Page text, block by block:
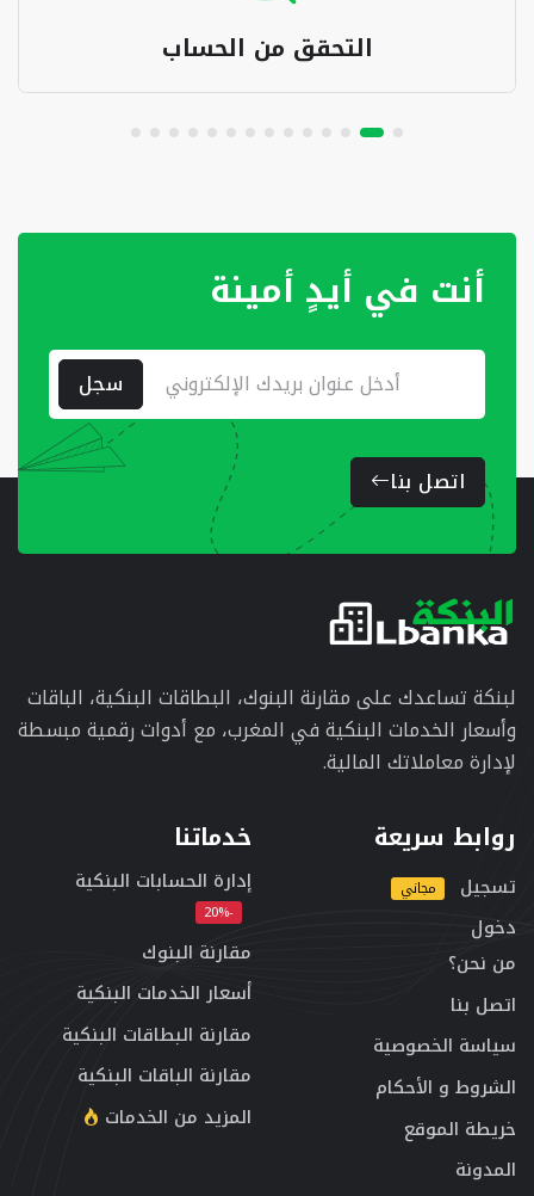
التحقق من الحساب
أنت في أيدٍ أمينة
سجل
اتصل بنا
لبنكة تساعدك على مقارنة البنوك، البطاقات البنكية، الباقات
وأسعار الخدمات البنكية في المغرب، مع أدوات رقمية مبسطة
لإدارة معاملاتك المالية.
روابط سريعة
تسجيل مجاني
دخول
من نحن؟
اتصل بنا
سياسة الخصوصية
الشروط و الأحكام
خريطة الموقع
المدونة
خدماتنا
إدارة الحسابات البنكية
-20%
مقارنة البنوك
أسعار الخدمات البنكية
مقارنة البطاقات البنكية
مقارنة الباقات البنكية
المزيد من الخدمات